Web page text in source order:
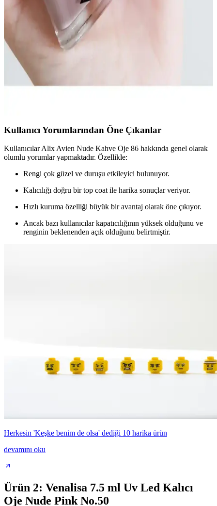
Sedefli oje, doğal parlaklık ve zarafet sunar. Uygulama teknikleri ve
tasarım önerileriyle şık ve bakımlı tırnaklara ulaşın, uygun fiyatlı
seçeneklerle tarzınızı tamamlayın.
Alix Avien Nude Kahve ve Pastel Nude Oje
Karşılaştırması: Hangisi Daha İyi Tercih Edilir?
Alix Avien Nude Kahve ve Pastel Nude Oje ürünlerinin
Kullanıcı Yorumlarından Öne Çıkanlar
Kullanıcılar Alix Avien Nude Kahve Oje 86 hakkında genel olarak
olumlu yorumlar yapmaktadır. Özellikle:
Rengi çok güzel ve duruşu etkileyici bulunuyor.
Kalıcılığı doğru bir top coat ile harika sonuçlar veriyor.
Hızlı kuruma özelliği büyük bir avantaj olarak öne çıkıyor.
Ancak bazı kullanıcılar kapatıcılığının yüksek olduğunu ve
renginin beklenenden açık olduğunu belirtmiştir.
Herkesin 'Keşke benim de olsa' dediği 10 harika ürün
devamını oku
Ürün 2: Venalisa 7.5 ml Uv Led Kalıcı
Oje Nude Pink No.50